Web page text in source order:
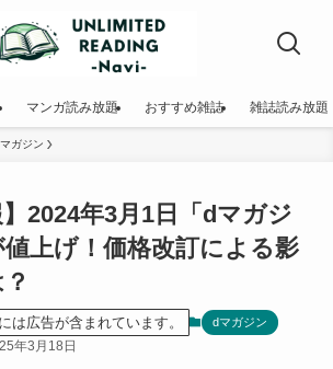
マンガ読み放題 おすすめ雑誌 雑誌読み放題
ガジン
】2024年3月1日「dマガジ
値上げ！価格改訂による影
は広告が含まれています。 dマガジン
年3月18日